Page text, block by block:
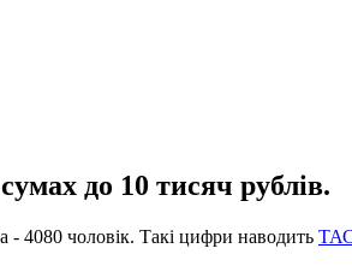
до 10 тисяч рублів.
- 4080 чоловік. Такі цифри наводить